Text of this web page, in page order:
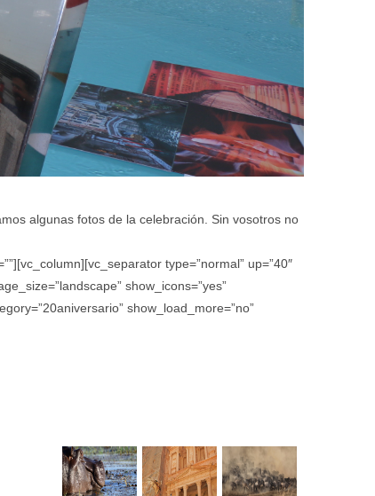
algunas fotos de la celebración. Sin vosotros no
type=”normal” up=”40″
show_icons=”yes”
show_load_more=”no”